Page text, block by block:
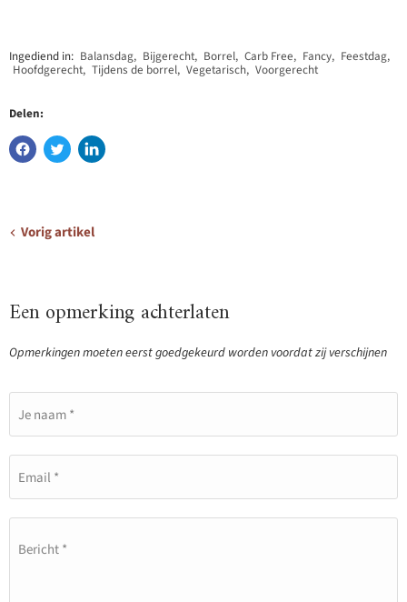
Ingediend in: Balansdag, Bijgerecht, Borrel, Carb Free, Fancy, Feestdag,
Hoofdgerecht, Tijdens de borrel, Vegetarisch, Voorgerecht
Delen:
Vorig artikel
Een opmerking achterlaten
Opmerkingen moeten eerst goedgekeurd worden voordat zij verschijnen
Je naam *
Email *
Bericht *